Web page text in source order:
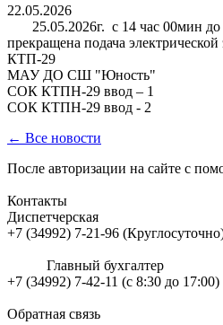
22.05.2026
25.05.2026г. с 14 час 00мин до
прекращена подача
КТП-29
МАУ ДО СШ "Юность"
СОК КТПН-29 ввод – 1
СОК КТПН-29 ввод - 2
← Все новости
После авторизации на сайте с
Контакты
Диспетчерская
+7 (34992) 7-21-96
Главный бухгалтер
+7 (34992) 7-42-11 (с 8:30 до 17:00)
Обратная связь